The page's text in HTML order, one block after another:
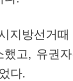
지방선거때
고, 유권
다.